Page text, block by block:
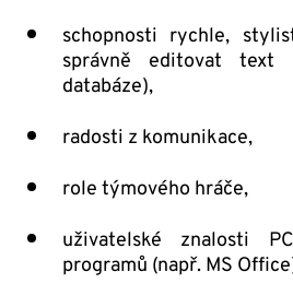
schopnosti rychle,
správně editovat text
databáze),
radosti z komunikace,
role týmového hráče,
uživatelské znalosti
programů (např. MS